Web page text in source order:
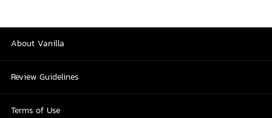
About Vanilla
Review Guidelines
Terms of Use